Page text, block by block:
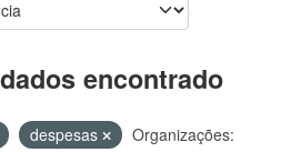
encontrado
despesas
Organizações: